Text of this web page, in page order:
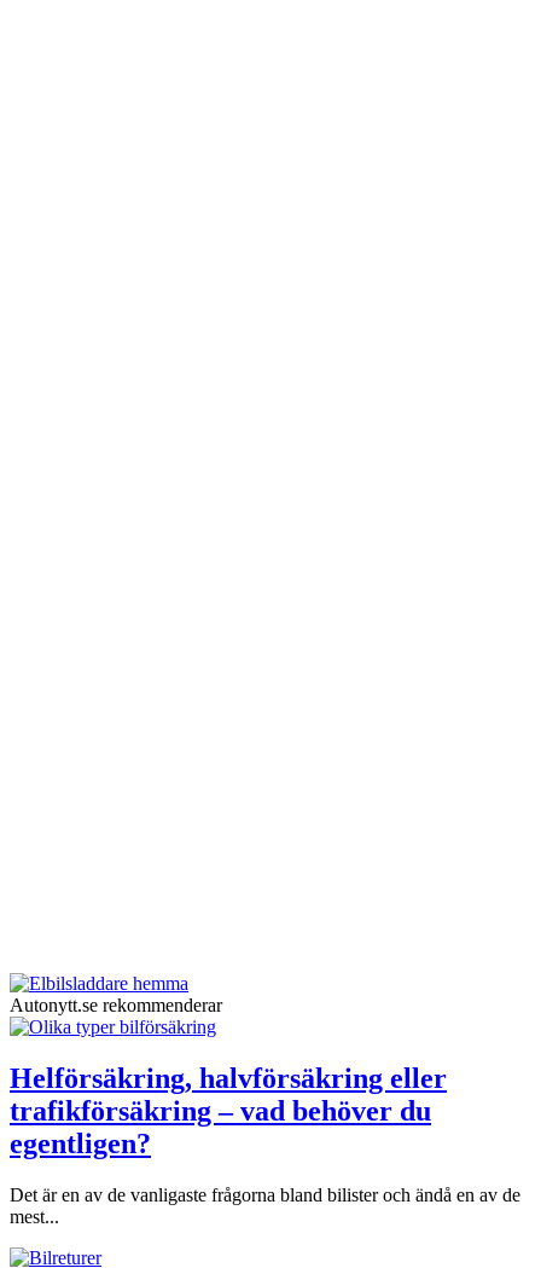
Autonytt.se rekommenderar
Helförsäkring, halvförsäkring eller
trafikförsäkring – vad behöver du
egentligen?
Det är en av de vanligaste frågorna bland bilister och ändå en av de
mest...